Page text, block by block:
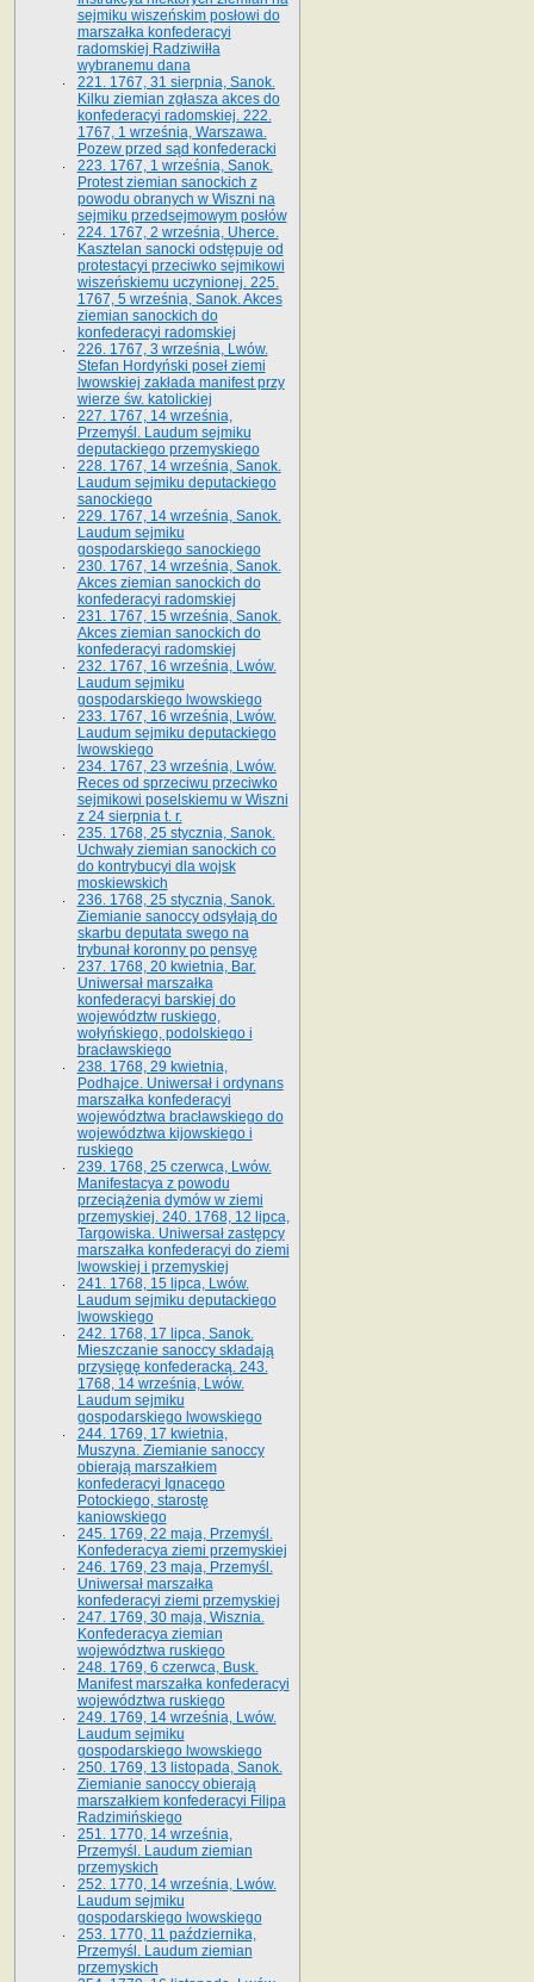
sejmiku wiszeńskim posłowi do
marszałka konfe­deracyi
radomskiej Radziwiłła
wybranemu dana
221. 1767, 31 sierpnia, Sanok.
Kilku ziemian zgłasza akces do
konfederacyi radomskiej. 222.
1767, 1 września, Warszawa.
Pozew przed sąd konfederacki
223. 1767, 1 września, Sanok.
Protest ziemian sanockich z
powodu obranych w Wiszni na
sejmiku przedsejmo­wym posłów
224. 1767, 2 września, Uherce.
Kasztelan sanocki odstępuje od
protestacyi przeciwko sejmikowi
wiszeńskiemu uczynionej. 225.
1767, 5 września, Sanok. Akces
ziemian sanockich do
konfederacyi radomskiej
226. 1767, 3 września, Lwów.
Stefan Hordyński poseł ziemi
lwowskiej zakłada manifest przy
wierze św. ka­tolickiej
227. 1767, 14 września,
Przemyśl. Laudum sejmiku
deputackiego przemyskiego
228. 1767, 14 września, Sanok.
Laudum sejmiku deputackiego
sanockiego
229. 1767, 14 września, Sanok.
Laudum sejmiku
gospodarskiego sanockiego
230. 1767, 14 września, Sanok.
Akces ziemian sanockich do
konfederacyi radomskiej
231. 1767, 15 września, Sanok.
Akces ziemian sanockich do
konfederacyi radomskiej
232. 1767, 16 września, Lwów.
Laudum sejmiku
gospodarskiego lwowskiego
233. 1767, 16 września, Lwów.
Laudum sejmiku deputackiego
lwowskiego
234. 1767, 23 września, Lwów.
Reces od sprzeciwu przeciwko
sejmikowi poselskiemu w Wiszni
z 24 sierpnia t. r.
235. 1768, 25 stycznia, Sanok.
Uchwały ziemian sanockich co
do kontrybucyi dla wojsk
moskiewskich
236. 1768, 25 stycznia, Sanok.
Ziemianie sanoccy odsyłają do
skarbu deputata swego na
trybunał koronny po pensyę
237. 1768, 20 kwietnia, Bar.
Uniwersał marszałka
konfederacyi barskiej do
województw ruskiego,
wołyńskiego, podolskiego i
bracławskiego
238. 1768, 29 kwietnia,
Podhajce. Uniwersał i ordynans
marszałka konfederacyi
województwa bracławskiego do
wo­jewództwa kijowskiego i
ruskiego
239. 1768, 25 czerwca, Lwów.
Manifestacya z powodu
przeciążenia dymów w ziemi
przemyskiej. 240. 1768, 12 lipca,
Targowiska. Uniwersał zastępcy
marszałka konfederacyi do ziemi
lwowskiej i przemyskiej
241. 1768, 15 lipca, Lwów.
Laudum sejmiku deputackiego
lwowskiego
242. 1768, 17 lipca, Sanok.
Mieszczanie sanoccy składają
przysięgę konfederacką. 243.
1768, 14 września, Lwów.
Laudum sejmiku
gospodarskiego lwowskiego
244. 1769, 17 kwietnia,
Muszyna. Ziemianie sanoccy
obierają marszałkiem
konfederacyi Ignacego
Potockiego, starostę
kaniowskiego
245. 1769, 22 maja, Przemyśl.
Konfederacya ziemi przemyskiej
246. 1769, 23 maja, Przemyśl.
Uniwersał marszałka
konfederacyi ziemi przemyskiej
247. 1769, 30 maja, Wisznia.
Konfederacya ziemian
województwa ruskiego
248. 1769, 6 czerwca, Busk.
Manifest marszałka konfederacyi
województwa ruskiego
249. 1769, 14 września, Lwów.
Laudum sejmiku
gospodarskiego lwowskiego
250. 1769, 13 listopada, Sanok.
Ziemianie sanoccy obierają
marszałkiem konfederacyi Filipa
Radzimińskiego
251. 1770, 14 września,
Przemyśl. Laudum ziemian
przemyskich
252. 1770, 14 września, Lwów.
Laudum sejmiku
gospodarskiego lwowskiego
253. 1770, 11 października,
Przemyśl. Laudum ziemian
przemyskich